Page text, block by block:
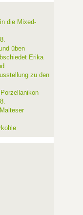
die Mixed-
üben
Erika
zu den